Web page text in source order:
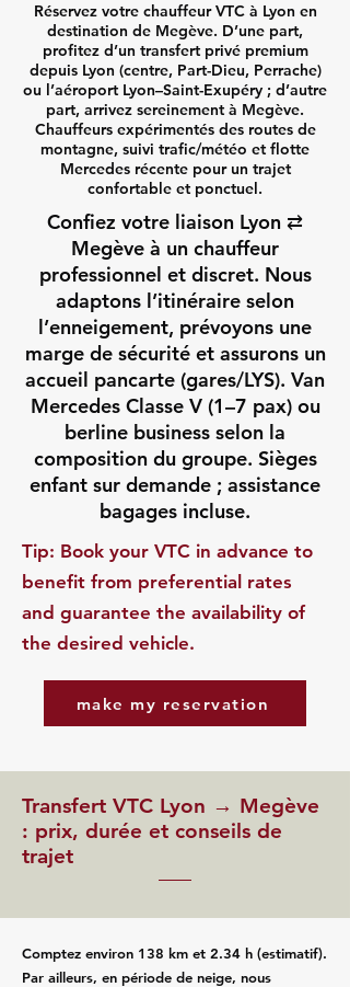
Réservez votre chauffeur VTC à Lyon en
destination de Megève. D’une part,
profitez d’un transfert privé premium
depuis Lyon (centre, Part-Dieu, Perrache)
ou l’aéroport Lyon–Saint-Exupéry ; d’autre
part, arrivez sereinement à Megève.
Chauffeurs expérimentés des routes de
montagne, suivi trafic/météo et flotte
Mercedes récente pour un trajet
confortable et ponctuel.
Confiez votre liaison Lyon ⇄
Megève à un chauffeur
professionnel et discret. Nous
adaptons l’itinéraire selon
l’enneigement, prévoyons une
marge de sécurité et assurons un
accueil pancarte (gares/LYS). Van
Mercedes Classe V (1–7 pax) ou
berline business selon la
composition du groupe. Sièges
enfant sur demande ; assistance
bagages incluse.
​Tip: Book your VTC in advance to
benefit from preferential rates
and guarantee the availability of
the desired vehicle.
make my reservation
Transfert VTC Lyon → Megève
: prix, durée et conseils de
trajet
Comptez environ 138 km et 2.34 h (estimatif).
Par ailleurs, en période de neige, nous